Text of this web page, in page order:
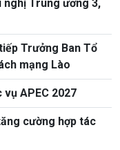
nghị Trung ương 3,
Trưởng Ban Tổ
mạng Lào
APEC 2027
cường hợp tác